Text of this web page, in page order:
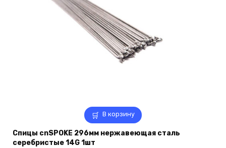
В корзину
Спицы cnSPOKE 296мм нержавеющая сталь
серебристые 14G 1шт